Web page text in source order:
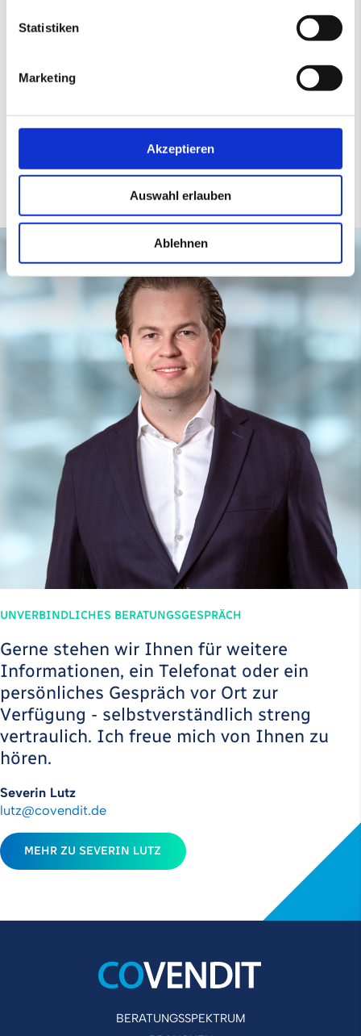
Statistiken
Marketing
Akzeptieren
Auswahl erlauben
Ablehnen
UNVERBINDLICHES BERATUNGSGESPRÄCH
Gerne stehen wir Ihnen für weitere
Informationen, ein Telefonat oder ein
persönliches Gespräch vor Ort zur
Verfügung - selbstverständlich streng
vertraulich. Ich freue mich von Ihnen zu
hören.
Severin Lutz
lutz@covendit.de
MEHR ZU SEVERIN LUTZ
BERATUNGSSPEKTRUM